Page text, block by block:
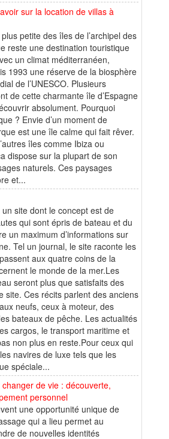
sur la location de villas à
petite des îles de l’archipel des
reste une destination touristique
un climat méditerranéen,
1993 une réserve de la biosphère
de l’UNESCO. Plusieurs
de cette charmante île d’Espagne
absolument. Pourquoi
? Envie d’un moment de
est une île calme qui fait rêver.
îles comme Ibiza ou
dispose sur la plupart de son
naturels. Ces paysages
et...
site dont le concept est de
qui sont épris de bateau et du
un maximum d’informations sur
Tel un journal, le site raconte les
aux quatre coins de la
le monde de la mer.Les
seront plus que satisfaits des
site. Ces récits parlent des anciens
neufs, ceux à moteur, des
bateaux de pêche. Les actualités
cargos, le transport maritime et
non plus en reste.Pour ceux qui
navires de luxe tels que les
spéciale...
de vie : découverte,
personnel
une opportunité unique de
qui a lieu permet au
de nouvelles identités